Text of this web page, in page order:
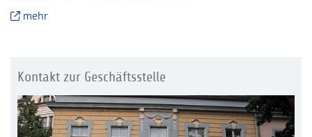
mehr
Kontakt zur Geschäftsstelle